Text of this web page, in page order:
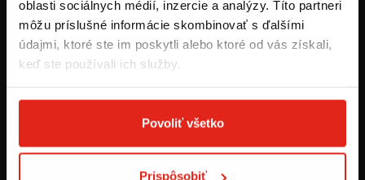
oblasti sociálnych médií, inzercie a analýzy. Títo partneri
môžu príslušné informácie skombinovať s ďalšími
údajmi, ktoré ste im poskytli alebo ktoré od vás získali,
keď ste používali ich služby.
Povoliť všetko
Prispôsobiť
objednavky@styx.sk
STYX MOTO s.r.o.
POMOC A INFORMÁCIE